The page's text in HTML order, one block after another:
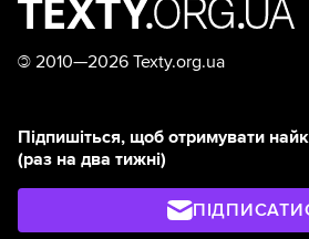
© 2010—2026 Texty.org.ua
Підпишіться, щоб отримувати
(раз на два тижні)